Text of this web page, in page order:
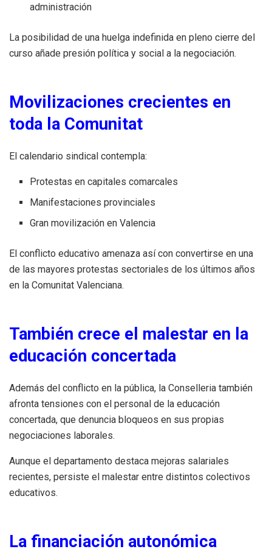
administración
La posibilidad de una huelga indefinida en pleno cierre del
curso añade presión política y social a la negociación.
Movilizaciones crecientes en
toda la Comunitat
El calendario sindical contempla:
Protestas en capitales comarcales
Manifestaciones provinciales
Gran movilización en Valencia
El conflicto educativo amenaza así con convertirse en una
de las mayores protestas sectoriales de los últimos años
en la Comunitat Valenciana.
También crece el malestar en la
educación concertada
Además del conflicto en la pública, la Conselleria también
afronta tensiones con el personal de la educación
concertada, que denuncia bloqueos en sus propias
negociaciones laborales.
Aunque el departamento destaca mejoras salariales
recientes, persiste el malestar entre distintos colectivos
educativos.
La financiación autonómica